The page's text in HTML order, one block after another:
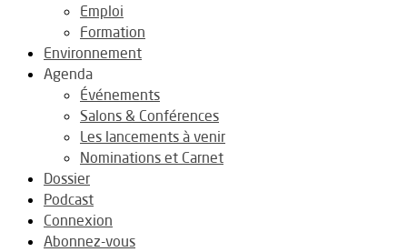
Emploi
Formation
Environnement
Agenda
Événements
Salons & Conférences
Les lancements à venir
Nominations et Carnet
Dossier
Podcast
Connexion
Abonnez-vous